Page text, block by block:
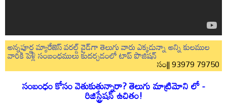
అన్నపూర్ణ మ్యారేజెస్ వరల్డ్ వైడ్‌గా తెలుగు వారు ఎక్కడున్నా అన్ని కులముల
వారికి పెళ్లి సంబంధములు కుదర్చడంలో టాప్ పొజిషన్
సం|| 93979 79750
సంబంధం కోసం వెతుకుతున్నారా? తెలుగు మాట్రిమోని లో -
రిజిస్ట్రేషన్ ఉచితం!